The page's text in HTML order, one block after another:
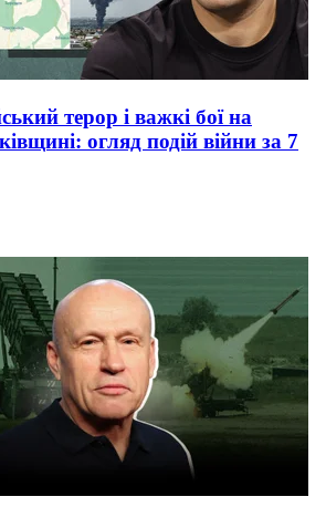
терор і важкі бої на
огляд подій війни за 7